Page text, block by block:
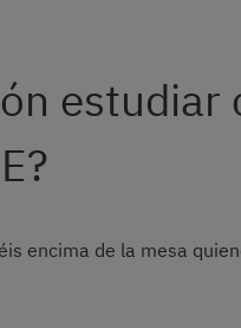
estudiar
encima de la mesa